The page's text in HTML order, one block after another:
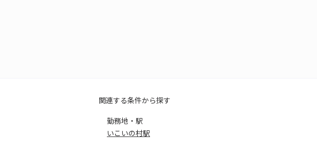
関連する条件から探す
勤務地・駅
いこいの村駅